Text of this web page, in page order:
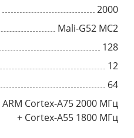
2000
Mali-G52 MC2
128
12
64
ARM Cortex-A75 2000 МГц
+ Cortex-A55 1800 МГц